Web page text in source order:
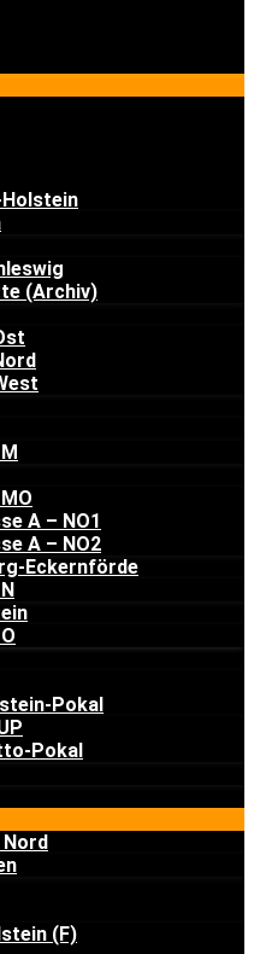
(Archiv)
A – NO1
A – NO2
Eckernförde
Pokal
Pokal
Nord
(F)